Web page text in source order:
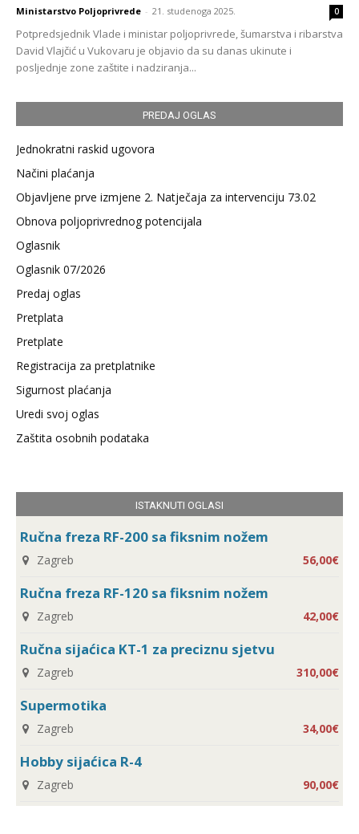
Ministarstvo Poljoprivrede - 21. studenoga 2025. 0
Potpredsjednik Vlade i ministar poljoprivrede, šumarstva i ribarstva
David Vlajčić u Vukovaru je objavio da su danas ukinute i
posljednje zone zaštite i nadziranja...
PREDAJ OGLAS
Jednokratni raskid ugovora
Načini plaćanja
Objavljene prve izmjene 2. Natječaja za intervenciju 73.02
Obnova poljoprivrednog potencijala
Oglasnik
Oglasnik 07/2026
Predaj oglas
Pretplata
Pretplate
Registracija za pretplatnike
Sigurnost plaćanja
Uredi svoj oglas
Zaštita osobnih podataka
ISTAKNUTI OGLASI
Ručna freza RF-200 sa fiksnim nožem
Zagreb 56,00€
Ručna freza RF-120 sa fiksnim nožem
Zagreb 42,00€
Ručna sijaćica KT-1 za preciznu sjetvu
Zagreb 310,00€
Supermotika
Zagreb 34,00€
Hobby sijaćica R-4
Zagreb 90,00€